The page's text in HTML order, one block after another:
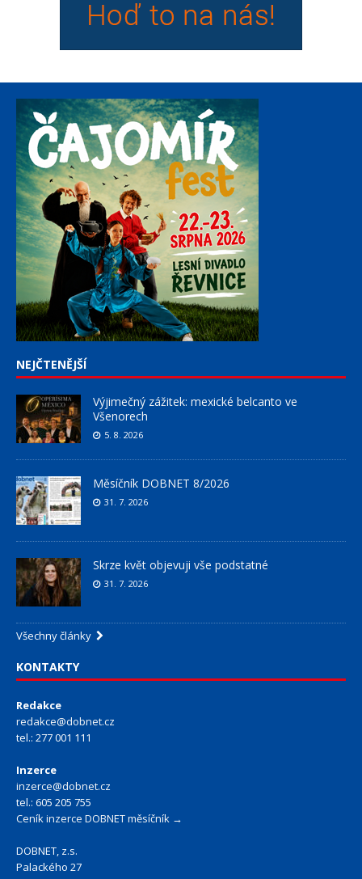
NEJČTENĚJŠÍ
Výjimečný zážitek: mexické belcanto ve
Všenorech
5. 8. 2026
Měsíčník DOBNET 8/2026
31. 7. 2026
Skrze květ objevuji vše podstatné
31. 7. 2026
Všechny články
KONTAKTY
Redakce
redakce@dobnet.cz
tel.: 277 001 111
Inzerce
inzerce@dobnet.cz
tel.: 605 205 755
Ceník inzerce DOBNET měsíčník →
DOBNET, z.s.
Palackého 27